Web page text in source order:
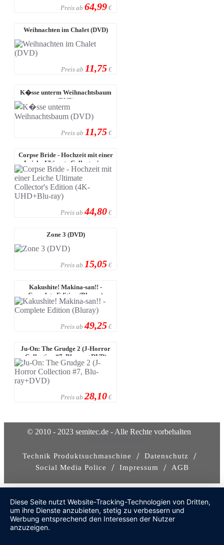
Preis ab 64,99 €
Weihnachten im Chalet (DVD)
Preis ab 11,75 €
K�sse unterm Weihnachtsbaum
(DVD)
Preis ab 11,75 €
Corpse Bride - Hochzeit mit einer
Leiche Ultimate Collector's ...
Preis ab 44,80 €
Zone 3 (DVD)
Preis ab 15,05 €
Kakushite! Makina-san!! -
Complete Edition (Bluray)
Preis ab 49,25 €
Ju-On: The Grudge 2 (J-Horror
Collection #7, Blu-ray+DVD)
Preis ab 28,10 €
© 2010 - 2023 semitec.de - Alle Rechte vorbehalten
Technik Produktsuchmaschine / Datenschutz /
Social Media Police / Impressum / AGB
Diese Seite nutzt Website-Tracking-Technologien von Dritten,
um ihre Dienste anzubieten, stetig zu verbessern und
Werbung entsprechend den Interessen der Nutzer
anzuzeigen.